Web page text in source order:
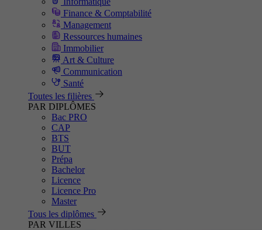
Finance & Comptabilité
Management
Ressources humaines
Immobilier
Art & Culture
Communication
Santé
Toutes les filières
PAR DIPLÔMES
Bac PRO
CAP
BTS
BUT
Prépa
Bachelor
Licence
Licence Pro
Master
Tous les diplômes
PAR VILLES